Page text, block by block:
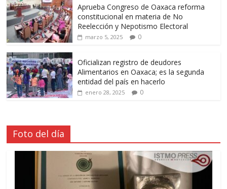
Aprueba Congreso de Oaxaca reforma
constitucional en materia de No
Reelección y Nepotismo Electoral
marzo 5, 2025 0
Oficializan registro de deudores
Alimentarios en Oaxaca; es la segunda
entidad del país en hacerlo
enero 28, 2025 0
Foto del día